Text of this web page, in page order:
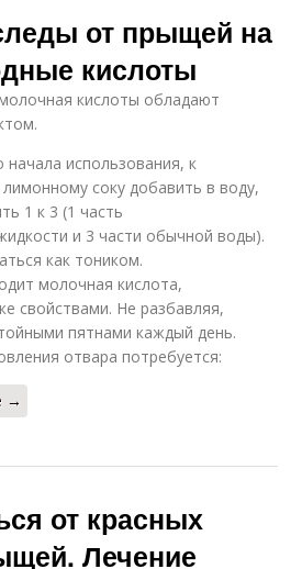
от прыщей на
кислоты
кислоты обладают
использования, к
соку добавить в воду,
1 к 3 (1 часть
и 3 части обычной воды).
как тоником.
молочная кислота,
свойствами. Не разбавляя,
пятнами каждый день.
отвара потребуется:
→
от красных
Лечение